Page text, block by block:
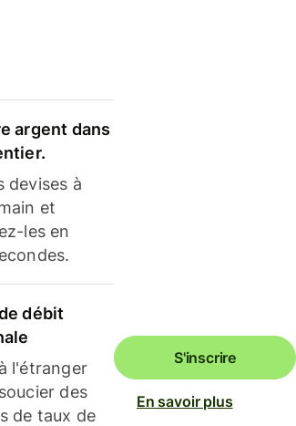
argent dans
devises à
et
les en
débit
l'étranger
des
de taux de
S'inscrire
En savoir plus